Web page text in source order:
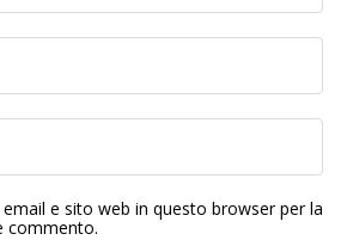
e sito web in questo browser per la
commento.